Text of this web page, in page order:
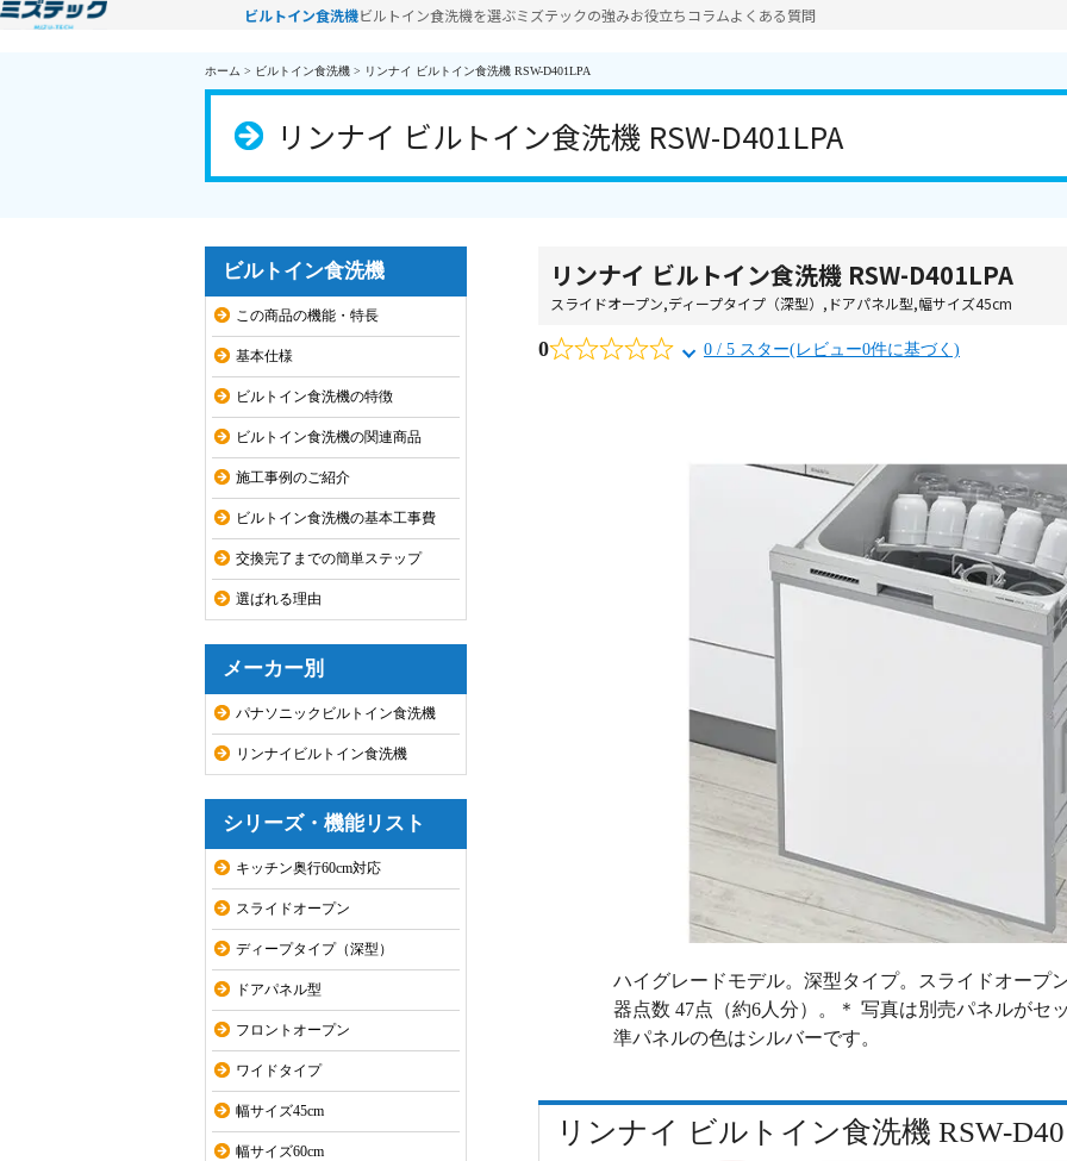
ビルトイン食洗機ビルトイン食洗機を選ぶミズテックの強みお役立ちコラムよくある質問
ホーム > ビルトイン食洗機 > リンナイ ビルトイン食洗機 RSW-D401LPA
リンナイ ビルトイン食洗機 RSW-D401LPA
リンナイ ビルトイン食洗機 RSW-D401LPA
スライドオープン,ディープタイプ（深型） , ドアパネル型,幅サイズ45cm
0 0 / 5 スター(レビュー0件に基づく)
ハイグレードモデル。深型タイプ。スライドオープ
器点数 47点（約6人分）。＊ 写真は別売パネルがセ
準パネルの色はシルバーです。
リンナイ ビルトイン食洗機 RSW-
ビルトイン食洗機
この商品の機能・特長
基本仕様
ビルトイン食洗機の特徴
ビルトイン食洗機の関連商品
施工事例のご紹介
ビルトイン食洗機の基本工事費
交換完了までの簡単ステップ
選ばれる理由
メーカー別
パナソニックビルトイン食洗機
リンナイビルトイン食洗機
シリーズ・機能リスト
キッチン奥行60cm対応
スライドオープン
ディープタイプ（深型）
ドアパネル型
フロントオープン
ワイドタイプ
幅サイズ45cm
幅サイズ60cm